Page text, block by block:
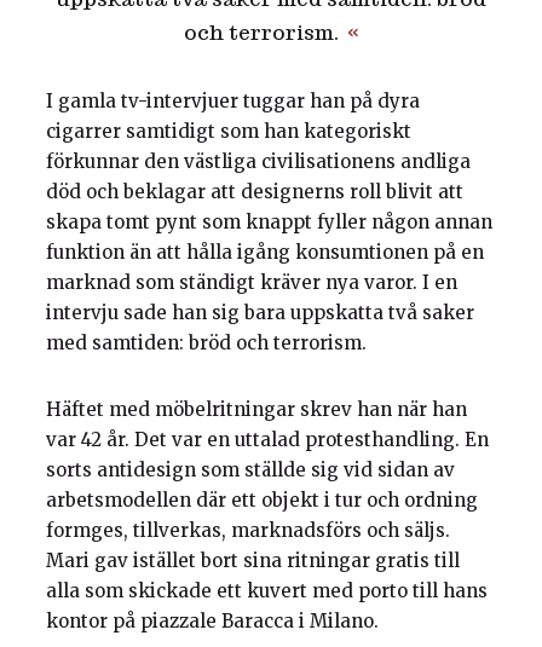
och terrorism.
I gamla tv-intervjuer tuggar han på dyra
cigarrer samtidigt som han kategoriskt
förkunnar den västliga civilisationens andliga
död och beklagar att designerns roll blivit att
skapa tomt pynt som knappt fyller någon annan
funktion än att hålla igång konsumtionen på en
marknad som ständigt kräver nya varor. I en
intervju sade han sig bara uppskatta två saker
med samtiden: bröd och terrorism.
Häftet med möbelritningar skrev han när han
var 42 år. Det var en uttalad protesthandling. En
sorts antidesign som ställde sig vid sidan av
arbetsmodellen där ett objekt i tur och ordning
formges, tillverkas, marknadsförs och säljs.
Mari gav istället bort sina ritningar gratis till
alla som skickade ett kuvert med porto till hans
kontor på piazzale Baracca i Milano.